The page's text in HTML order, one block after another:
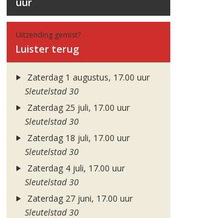
Uitzending gemist?
Luister terug
Zaterdag 1 augustus, 17.00 uur
Sleutelstad 30
Zaterdag 25 juli, 17.00 uur
Sleutelstad 30
Zaterdag 18 juli, 17.00 uur
Sleutelstad 30
Zaterdag 4 juli, 17.00 uur
Sleutelstad 30
Zaterdag 27 juni, 17.00 uur
Sleutelstad 30